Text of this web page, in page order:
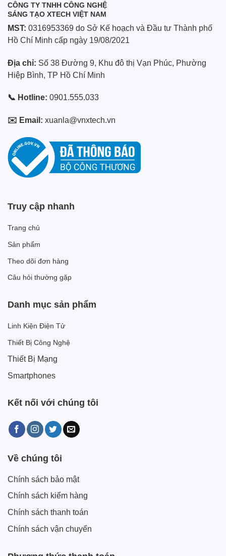
CÔNG TY TNHH CÔNG NGHỆ
SÁNG TẠO XTECH VIỆT NAM
MST: 0316953369 do Sở Kế hoạch và Đầu tư Thành phố
Hồ Chí Minh cấp ngày 19/08/2021
Địa chỉ: Số 38 Đường 9, Khu đô thị Vạn Phúc, Phường
Hiệp Bình, TP Hồ Chí Minh
📞 Hotline: 0901.555.033
✉️ Email: xuanla@vnxtech.vn
Truy cập nhanh
Trang chủ
Sản phẩm
Theo dõi đơn hàng
Câu hỏi thường gặp
Danh mục sản phẩm
Linh Kiện Điện Tử
Thiết Bị Công Nghệ
Thiết Bị Mạng
Smartphones
Kết nối với chúng tôi
Về chúng tôi
Chính sách bảo mật
Chính sách kiểm hàng
Chính sách thanh toán
Chính sách vận chuyển